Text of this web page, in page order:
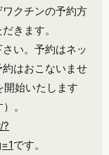
クチンの予約方
きます。
い。予約はネッ
はおこないませ
開始いたします
。
です。